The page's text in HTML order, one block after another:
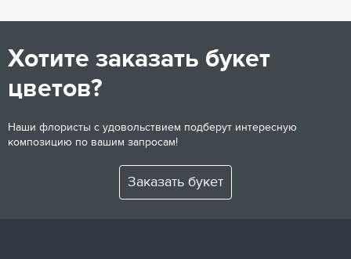
Хотите заказать букет
цветов?
Наши флористы с удовольствием подберут интересную
композицию по вашим запросам!
Заказать букет